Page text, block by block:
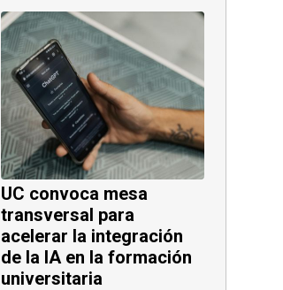
UC convoca mesa
transversal para
acelerar la integración
de la IA en la formación
universitaria